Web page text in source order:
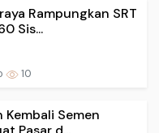
Rampungkan SRT
Sis...
10
Kembali Semen